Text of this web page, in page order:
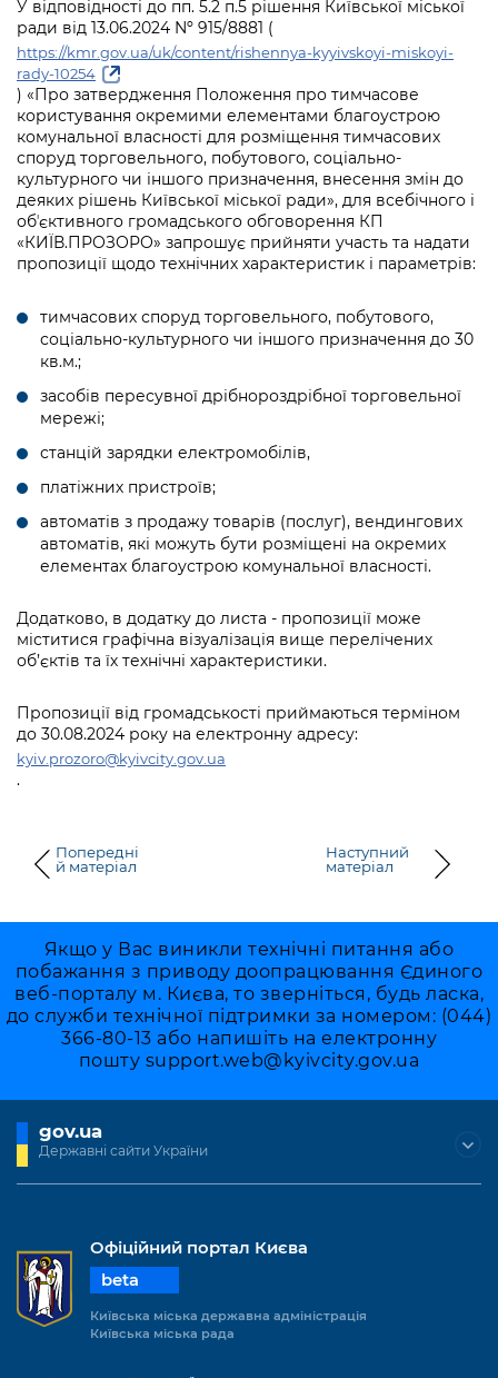
Рішення та розпорядження
Проєкти розпоряджень, що
перебувають на погодженні КМВА
Рішення Київради
Контактна інформація
Графік роботи та прийому громадян
Вакансії
Статистика
Звернення громадян
Регуляторна діяльність
Промисловість і наука Києва
Kyiv International Relations
Гендерна політика
Київська міська військова адміністрація
Освіта та навчальні заклади
Дороги, транспорт та парковки
Навколишнє середовище міста
Містобудування та земельні ділянки
Культура, спорт, дозвілля
Бізнес та ліцензування
Безпека та правопорядок
Ритуальні послуги
Пам'ятки культурної спадщини
Портал Захисників та Захисниць
Безбар'єрність
Портал послуг
Міський застосунок Київ Цифровий
Важливе під час воєнного стану
Громадська експертиза
Громадський бюджет
Консультації з громадськістю
Громадська рада
Петиції
Відкритий бюджет
Допомога учасникам АТО
Рада з питань внутрішньо переміщених
осіб при Київській міській військовій
адміністрації
«Ініціатива «Партнерство «Відкритий
Уряд» – місцевий рівень»
Важливе під час воєнного стану
Інформація з обмеженим доступом
Подати запит онлайн
Проекти нормативно-правових та
інших актів
Нормативна база
Питання і відповіді про публічну
Порядок оскарження рішень, дій чи
бездіяльності розпорядників інформації
Звіти про опрацювання запитів на
публічну інформацію
Про відкриті дані
Портал даних Києва
Публічні дашборди
Медіагалерея
Підписатися на новини та анонси від
КМДА / Subscribe to announcements
from the KCSA
Порядок акредитації медіа /
Accreditation process
Подати журналістський запит /
Submitting a media request
Зйомки в лікарнях в умовах воєнного
стану / Rules for media coverage of
hospitals at work under martial law
Контакти для медіа / Contacts for mass
media
Портал Послуг
У відповідності до пп. 5.2 п.5 рішення Київської міської
ради від 13.06.2024 Nº 915/8881 (
https://kmr.gov.ua/uk/content/rishennya-kyyivskoyi-miskoyi-
rady-10254
) «Про затвердження Положення про тимчасове
користування окремими елементами благоустрою
комунальної власності для розміщення тимчасових
споруд торговельного, побутового, соціально-
культурного чи іншого призначення, внесення змін до
деяких рішень Київської міської ради», для всебічного і
обʼєктивного громадського обговорення КП
«КИЇВ.ПРОЗОРО» запрошує прийняти участь та надати
пропозиції щодо технічних характеристик і параметрів:
тимчасових споруд торговельного, побутового,
соціально-культурного чи іншого призначення до 30
кв.м.;
засобів пересувної дрібнороздрібної торговельної
мережі;
станцій зарядки електромобілів,
платіжних пристроїв;
автоматів з продажу товарів (послуг), вендингових
автоматів, які можуть бути розміщені на окремих
елементах благоустрою комунальної власності.
Додатково, в додатку до листа - пропозиції може
міститися графічна візуалізація вище перелічених
об’єктів та їх технічні характеристики.
Пропозиції від громадськості приймаються терміном
до 30.08.2024 року на електронну адресу:
kyiv.prozoro@kyivcity.gov.ua
.
Попередні
й матеріал
Наступний
матеріал
Якщо у Вас виникли технічні питання або
побажання з приводу доопрацювання Єдиного
веб-порталу м. Києва, то зверніться, будь ласка,
до служби технічної підтримки за номером: (044)
366-80-13 або напишіть на електронну
пошту support.web@kyivcity.gov.ua
gov.ua
Державні сайти України
Офіційний портал Києва
beta
Київська міська державна адміністрація
Київська міська рада